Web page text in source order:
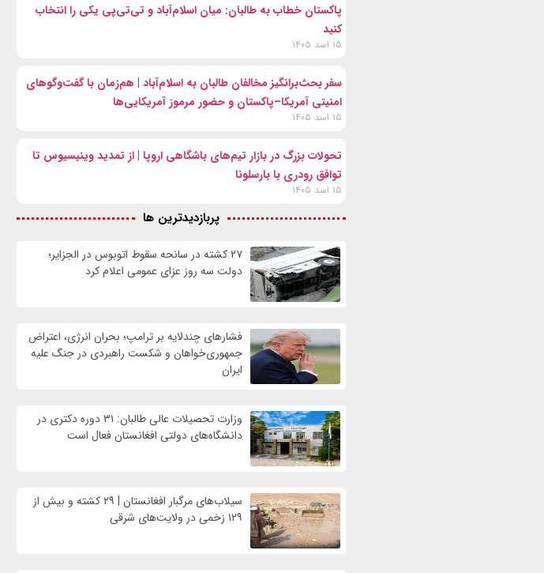
پاکستان خطاب به طالبان: میان اسلام‌آباد و تی‌تی‌پی یکی را انتخاب
کنید
۱۵ اسد ۱۴۰۵
سفر بحث‌برانگیز مخالفان طالبان به اسلام‌آباد | هم‌زمان با گفت‌وگوهای
امنیتی آمریکا–پاکستان و حضور مرموز آمریکایی‌ها
۱۵ اسد ۱۴۰۵
تحولات بزرگ در بازار تیم‌های باشگاهی اروپا | از تمدید وینیسیوس تا
توافق رودری با بارسلونا
۱۵ اسد ۱۴۰۵
پربازدیدترین ها
۲۷ کشته در سانحه سقوط اتوبوس در الجزایر؛
دولت سه روز عزای عمومی اعلام کرد
فشارهای چندلایه بر ترامپ؛ بحران انرژی، اعتراض
جمهوری‌خواهان و شکست راهبردی در جنگ علیه
ایران
وزارت تحصیلات عالی طالبان: ۳۱ دوره دکتری در
دانشگاه‌های دولتی افغانستان فعال است
سیلاب‌های مرگبار افغانستان | ۲۹ کشته و بیش از
۱۲۹ زخمی در ولایت‌های شرقی